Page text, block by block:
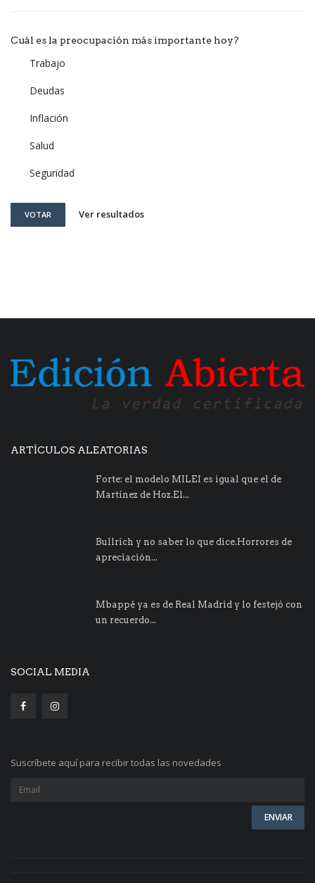
Cuál es la preocupación más importante hoy?
Trabajo
Deudas
Inflación
Salud
Seguridad
VOTAR Ver resultados
ARTÍCULOS ALEATORIAS
Forte: el modelo MILEI es igual que el de
Martínez de Hoz.El...
Bullrich y no saber lo que dice.Horrores de
apreciación...
Mbappé ya es de Real Madrid y lo festejó con
un recuerdo...
SOCIAL MEDIA
Suscríbete aquí para recibir todas las novedades